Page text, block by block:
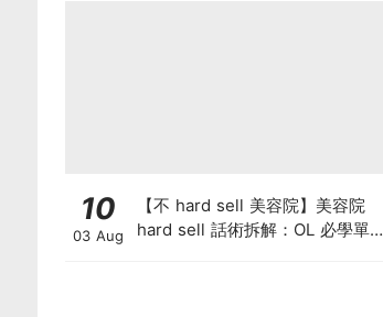
10
03 Aug
【不 hard sell 美容院】美容院
hard sell 話術拆解：OL 必學單次